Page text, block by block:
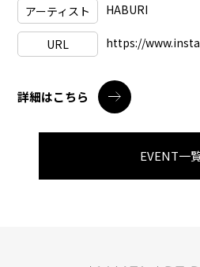
アーティスト HABURI
URL https://
詳細はこちら
EVENT一